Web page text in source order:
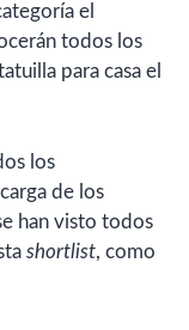
el
todos los
para casa el
los
de los
han visto todos
shortlist, como